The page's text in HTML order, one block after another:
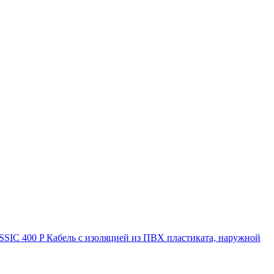
400 P Кабель с изоляцией из ПВХ пластиката, наружной